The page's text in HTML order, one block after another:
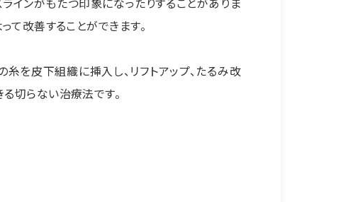
て改善することができます。
糸を皮下組織に挿入し、リフトアップ、たるみ改
切らない治療法です。